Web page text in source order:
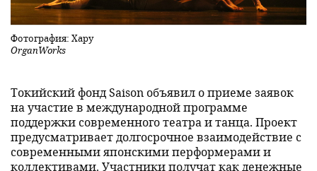
Фотография: Хару
OrganWorks
Токийский фонд Saison объявил о приеме заявок
на участие в международной программе
поддержки современного театра и танца. Проект
предусматривает долгосрочное взаимодействие с
современными японскими перформерами и
коллективами. Участники получат как денежные